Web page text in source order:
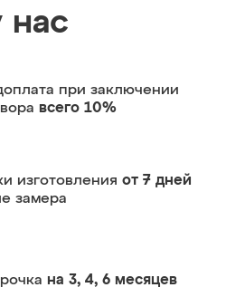
нас
при заключении
всего 10%
изготовления от 7 дней
замера
на 3, 4, 6 месяцев